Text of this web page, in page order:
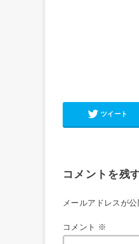
ツイート
コメントを残
メールアドレスが
コメント ※